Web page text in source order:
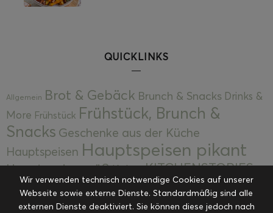
QUICKLINKS
Allgemein Brot & Gebäck Brunch & Snacks Drinks &
More Frühstück Frühstück, Brunch &
Snacks Geschenke aus der Küche
Hauptspeisen Hauptspeisen pikant
Hauptspeisen süßKekseKITCHENSTORIES
Kuchen, Torten & Desserts Kuchen und
Desserts Kulinarik Kulinarische Mitbringsel &
Wir verwenden technisch notwendige Cookies auf unserer
Webseite sowie externe Dienste. Standardmäßig sind alle
externen Dienste deaktiviert. Sie können diese jedoch nach